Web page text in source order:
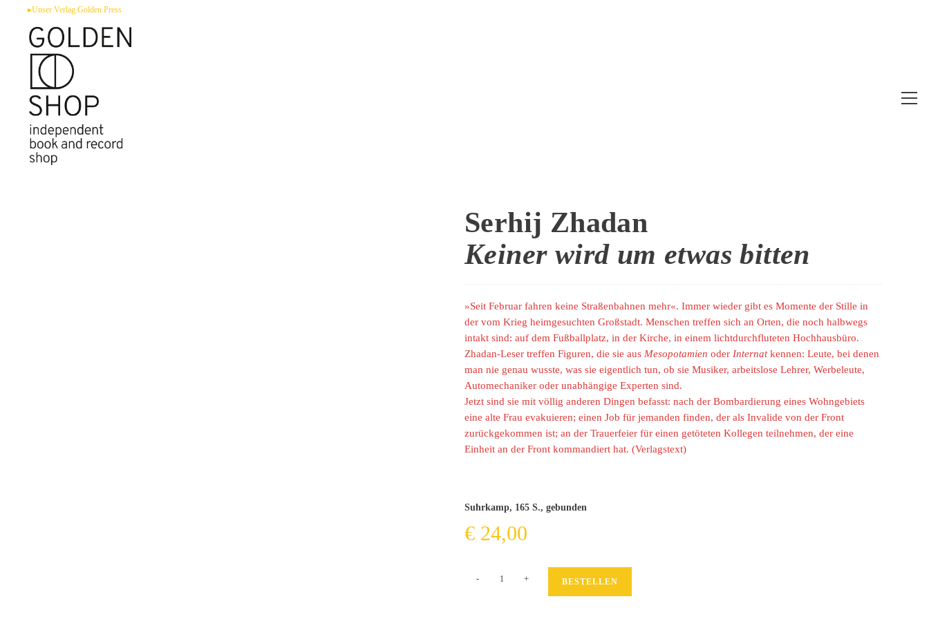
springen
▸Unser Verlag Golden Press
Serhij Zhadan
Keiner wird um etwas bitten
»Seit Februar fahren keine Straßenbahnen mehr«. Immer wieder gibt es Momente der Stille in
der vom Krieg heimgesuchten Großstadt. Menschen treffen sich an Orten, die noch halbwegs
intakt sind: auf dem Fußballplatz, in der Kirche, in einem lichtdurchfluteten Hochhausbüro.
Zhadan-Leser treffen Figuren, die sie aus Mesopotamien oder Internatkennen: Leute, bei denen
man nie genau wusste, was sie eigentlich tun, ob sie Musiker, arbeitslose Lehrer, Werbeleute,
Automechaniker oder unabhängige Experten sind.
Jetzt sind sie mit völlig anderen Dingen befasst: nach der Bombardierung eines Wohngebiets
eine alte Frau evakuieren; einen Job für jemanden finden, der als Invalide von der Front
zurückgekommen ist; an der Trauerfeier für einen getöteten Kollegen teilnehmen, der eine
Einheit an der Front kommandiert hat. (Verlagstext)
Suhrkamp, 165 S., gebunden
€ 24,00
- + BESTELLEN